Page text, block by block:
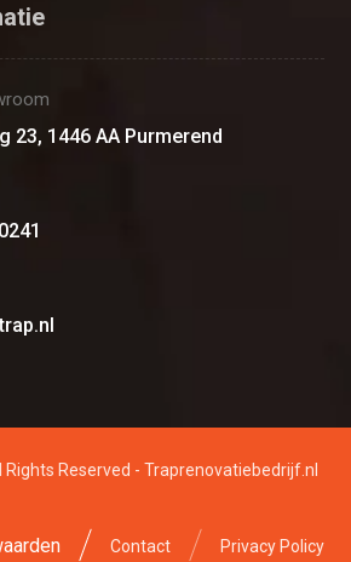
23, 1446 AA Purmerend
Reserved - Traprenovatiebedrijf.nl
Privacy Policy
Contact